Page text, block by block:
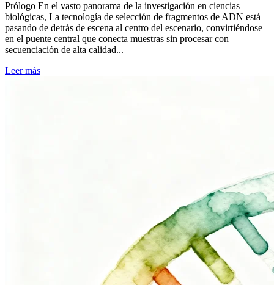
Prólogo En el vasto panorama de la investigación en ciencias
biológicas, La tecnología de selección de fragmentos de ADN está
pasando de detrás de escena al centro del escenario, convirtiéndose
en el puente central que conecta muestras sin procesar con
secuenciación de alta calidad...
Leer más